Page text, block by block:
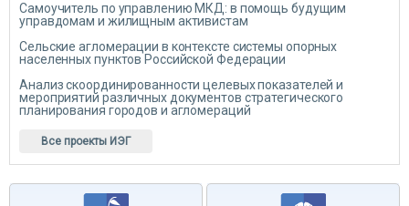
Самоучитель по управлению МКД: в помощь будущим
управдомам и жилищным активистам
Сельские агломерации в контексте системы опорных
населенных пунктов Российской Федерации
Анализ скоординированности целевых показателей и
мероприятий различных документов стратегического
планирования городов и агломераций
Все проекты ИЭГ